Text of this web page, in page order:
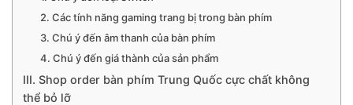
2. Các tính năng gaming trang bị trong bàn phím
3. Chú ý đến âm thanh của bàn phím
4. Chú ý đến giá thành của sản phẩm
III. Shop order bàn phím Trung Quốc cực chất không
thể bỏ lỡ